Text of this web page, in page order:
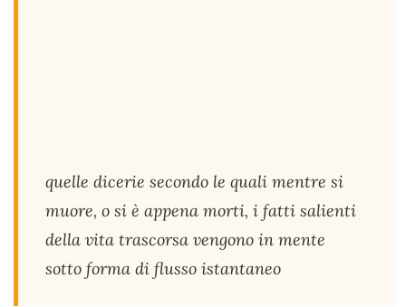
quelle dicerie secondo le quali mentre si
muore, o si è appena morti, i fatti salienti
della vita trascorsa vengono in mente
sotto forma di flusso istantaneo